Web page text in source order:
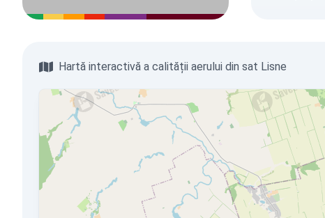
Hartă interactivă a calității aerului din sat Lisne